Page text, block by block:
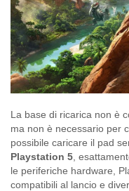
La base di ricarica non è
ma non è necessario per
possibile caricare il pad
Playstation 5 ,
le periferiche hardware,
compatibili al lancio e